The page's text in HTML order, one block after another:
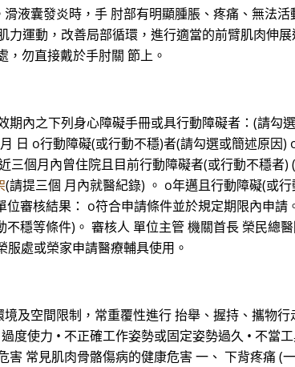
液囊發炎時，手 肘部有明顯腫脹、疼痛、無法活
運動，改善局部循環，進行適當的前臂肌肉伸
勿直接戴於手肘關 節上。
內之下列身心障礙手冊或具行動障礙者：(請勾
日 o行動障礙(或行動不穩)者(請勾選或簡述原因)
個月內曾住院且目前行動障礙者(或行動不穩者)
(請提三個 月內就醫紀錄) 。 o年邁且行動障礙(或
審核結果： o符合申請條件並於規定期限內申請
穩等條件)。 審核人 單位主管 機關首長 榮民總
處或榮家申請醫療輔具使用。
及空間限制，常重覆性進行 抬舉、握持、攜物行
度使力 • 不正確工作姿勢或固定姿勢過久 • 不當
常見肌肉骨骼傷病的健康危害 一、 下背疼痛 (